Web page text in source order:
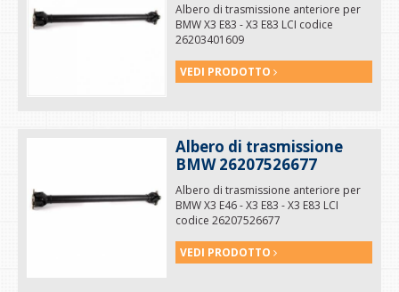
Albero di trasmissione anteriore per
BMW X3 E83 - X3 E83 LCI codice
26203401609
VEDI PRODOTTO
Albero di trasmissione
BMW 26207526677
Albero di trasmissione anteriore per
BMW X3 E46 - X3 E83 - X3 E83 LCI
codice 26207526677
VEDI PRODOTTO